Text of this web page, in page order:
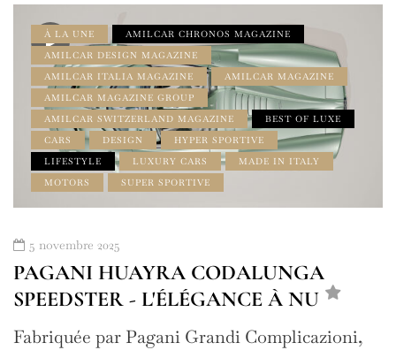
À LA UNE
AMILCAR CHRONOS MAGAZINE
AMILCAR DESIGN MAGAZINE
AMILCAR ITALIA MAGAZINE
AMILCAR MAGAZINE
AMILCAR MAGAZINE GROUP
AMILCAR SWITZERLAND MAGAZINE
BEST OF LUXE
CARS
DESIGN
HYPER SPORTIVE
LIFESTYLE
LUXURY CARS
MADE IN ITALY
MOTORS
SUPER SPORTIVE
5 novembre 2025
PAGANI HUAYRA CODALUNGA
SPEEDSTER - L'ÉLÉGANCE À NU
Fabriquée par Pagani Grandi Complicazioni,